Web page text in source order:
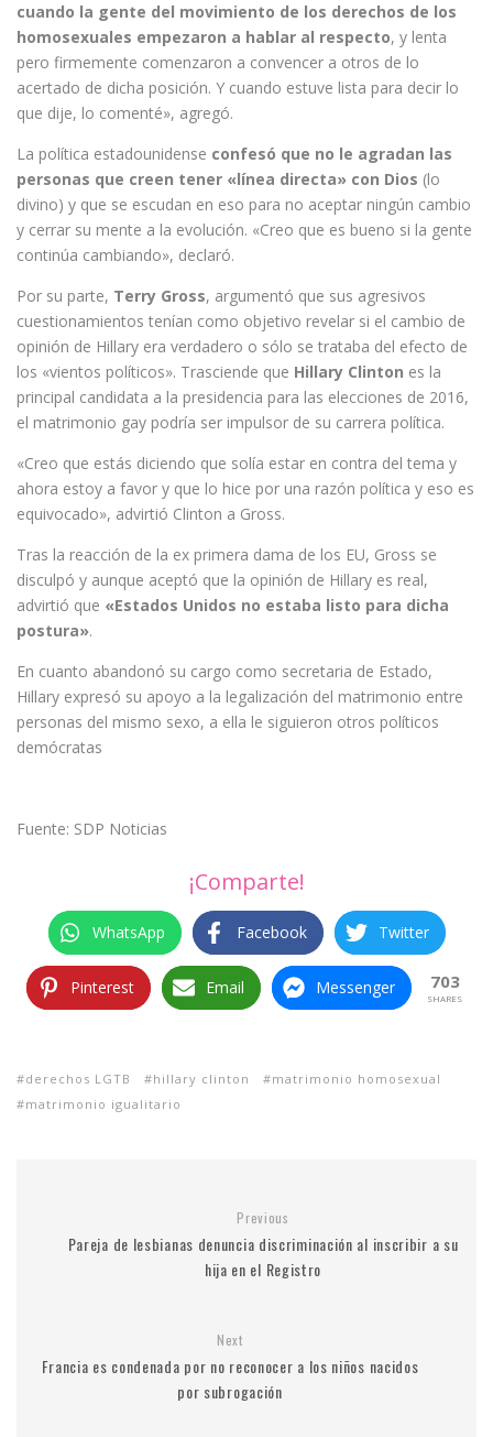
cuando la gente del movimiento de los derechos de los
homosexuales empezaron a hablar al respecto, y lenta
pero firmemente comenzaron a convencer a otros de lo
acertado de dicha posición. Y cuando estuve lista para decir lo
que dije, lo comenté», agregó.
La política estadounidense confesó que no le agradan las
personas que creen tener «línea directa» con Dios (lo
divino) y que se escudan en eso para no aceptar ningún cambio
y cerrar su mente a la evolución. «Creo que es bueno si la gente
continúa cambiando», declaró.
Por su parte, Terry Gross, argumentó que sus agresivos
cuestionamientos tenían como objetivo revelar si el cambio de
opinión de Hillary era verdadero o sólo se trataba del efecto de
los «vientos políticos». Trasciende que Hillary Clinton es la
principal candidata a la presidencia para las elecciones de 2016,
el matrimonio gay podría ser impulsor de su carrera política.
«Creo que estás diciendo que solía estar en contra del tema y
ahora estoy a favor y que lo hice por una razón política y eso es
equivocado», advirtió Clinton a Gross.
Tras la reacción de la ex primera dama de los EU, Gross se
disculpó y aunque aceptó que la opinión de Hillary es real,
advirtió que «Estados Unidos no estaba listo para dicha
postura».
En cuanto abandonó su cargo como secretaria de Estado,
Hillary expresó su apoyo a la legalización del matrimonio entre
personas del mismo sexo, a ella le siguieron otros políticos
demócratas
Fuente: SDP Noticias
¡Comparte!
WhatsApp Facebook Twitter
Pinterest Email Messenger 703
SHARES
derechos LGTB hillary clinton
matrimonio homosexual
matrimonio igualitario
Previous
Pareja de lesbianas denuncia discriminación al inscribir a su
hija en el Registro
Next
Francia es condenada por no reconocer a los niños nacidos
por subrogación